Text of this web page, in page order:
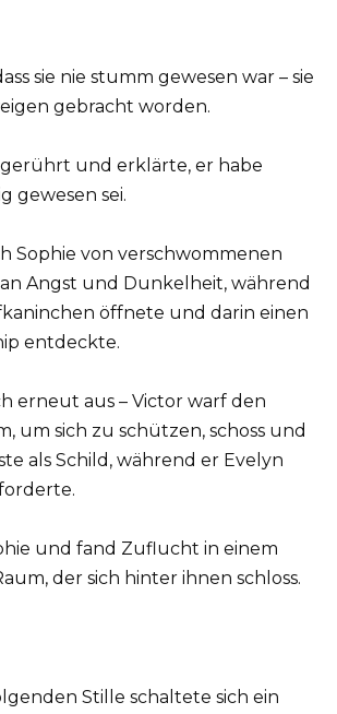
sie nie stumm gewesen war – sie
gebracht worden.
und erklärte, er habe
gewesen sei.
Sophie von verschwommenen
Angst und Dunkelheit, während
öffnete und darin einen
entdeckte.
erneut aus – Victor warf den
um sich zu schützen, schoss und
als Schild, während er Evelyn
und fand Zuflucht in einem
der sich hinter ihnen schloss.
Stille schaltete sich ein